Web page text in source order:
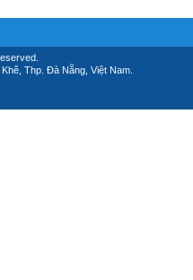
Thp. Đà Nẵng, Việt Nam.